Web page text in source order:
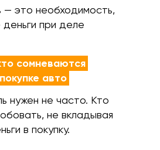
— это необходимость,
деньги при деле
сомневаются
авто
нужен не часто. Кто
не вкладывая
в покупку.